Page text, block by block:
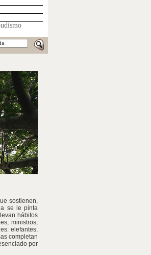
sostienen,
se le pinta
hábitos
ministros,
elefantes,
completan
por